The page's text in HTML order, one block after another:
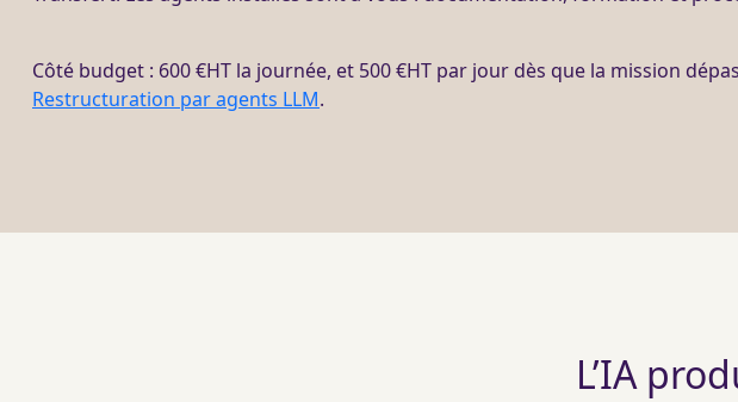
Côté budget : 600 €HT la journée, et 500 €HT par jour dès que la mission
Restructuration par agents LLM.
L’IA